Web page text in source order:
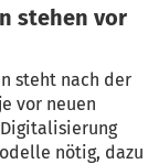
steht nach der
vor neuen
nötig, dazu